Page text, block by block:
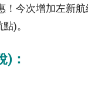
！今次增加左新
)。
)：